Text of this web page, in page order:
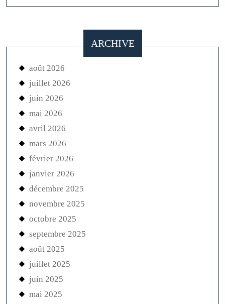
ARCHIVE
août 2026
juillet 2026
juin 2026
mai 2026
avril 2026
mars 2026
février 2026
janvier 2026
décembre 2025
novembre 2025
octobre 2025
septembre 2025
août 2025
juillet 2025
juin 2025
mai 2025